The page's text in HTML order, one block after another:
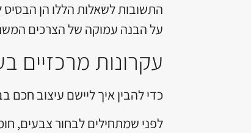
התשובות לשאלות הללו הן הבסיס
על הבנה עמוקה של הצרכים
עקרונות מרכזיים
כדי להבין איך ליישם עיצוב חכם
לפני שמתחילים לבחור צבעים,